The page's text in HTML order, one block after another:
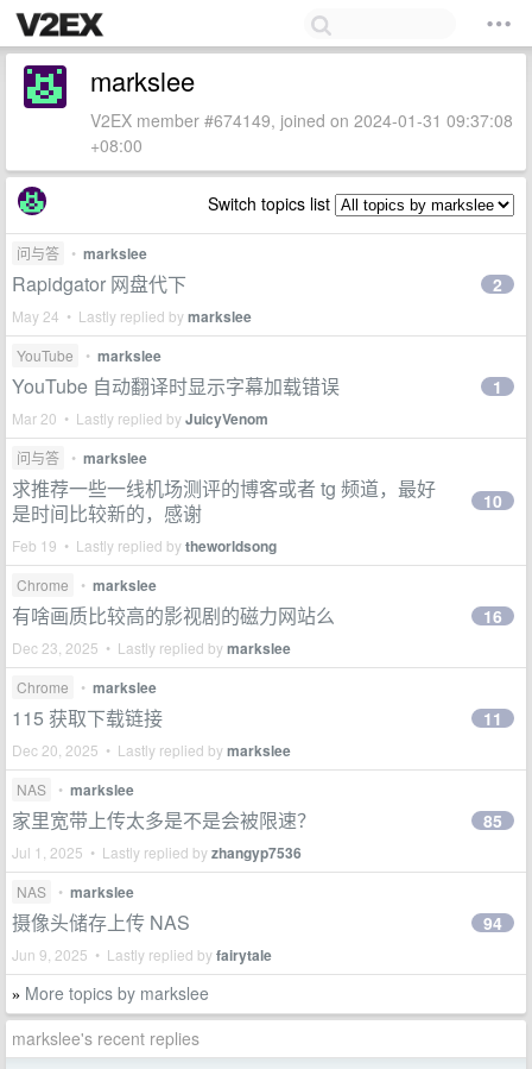
markslee
V2EX member #674149, joined on 2024-01-31 09:37:08
+08:00
Switch topics list
问与答 • markslee
Rapidgator 网盘代下
May 24 • Lastly replied bymarkslee
2
YouTube • markslee
YouTube 自动翻译时显示字幕加载错误
Mar 20 • Lastly replied byJuicyVenom
1
问与答 • markslee
求推荐一些一线机场测评的博客或者 tg 频道，最好
是时间比较新的，感谢
Feb 19 • Lastly replied bytheworldsong
10
Chrome • markslee
有啥画质比较高的影视剧的磁力网站么
Dec 23, 2025 • Lastly replied bymarkslee
16
Chrome • markslee
115 获取下载链接
Dec 20, 2025 • Lastly replied bymarkslee
11
NAS • markslee
家里宽带上传太多是不是会被限速？
Jul 1, 2025 • Lastly replied byzhangyp7536
85
NAS • markslee
摄像头储存上传 NAS
Jun 9, 2025 • Lastly replied byfairytale
94
» More topics by markslee
markslee's recent replies